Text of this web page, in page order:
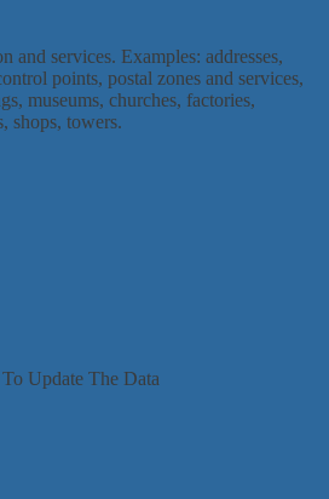
and services. Examples: addresses,
points, postal zones and services,
museums, churches, factories,
shops, towers.
Update The Data